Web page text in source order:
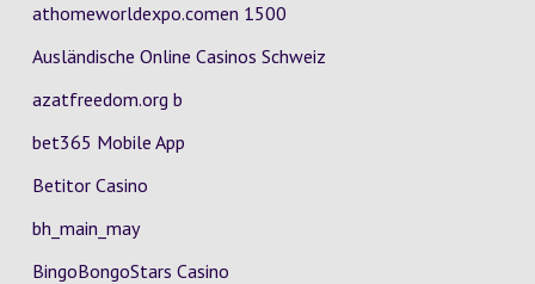
athomeworldexpo.comen 1500
Ausländische Online Casinos Schweiz
azatfreedom.org b
bet365 Mobile App
Betitor Casino
bh_main_may
BingoBongoStars Casino